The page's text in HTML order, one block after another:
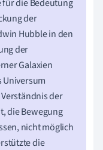
für die Bedeutung
der
Hubble in den
der
Galaxien
Universum
der
die Bewegung
nicht möglich
die